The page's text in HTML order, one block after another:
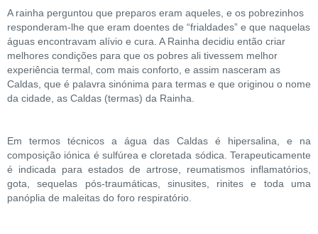
A rainha perguntou que preparos eram aqueles, e os pobrezinhos
responderam-lhe que eram doentes de “frialdades” e que naquelas
águas encontravam alívio e cura. A Rainha decidiu então criar
melhores condições para que os pobres ali tivessem melhor
experiência termal, com mais conforto, e assim nasceram as
Caldas, que é palavra sinónima para termas e que originou o nome
da cidade, as Caldas (termas) da Rainha.
Em termos técnicos a água das Caldas é hipersalina, e na
composição iónica é sulfúrea e cloretada sódica. Terapeuticamente
é indicada para estados de artrose, reumatismos inflamatórios,
gota, sequelas pós-traumáticas, sinusites, rinites e toda uma
panóplia de maleitas do foro respiratório.